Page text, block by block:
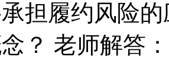
担履约风险
？ 老师解答